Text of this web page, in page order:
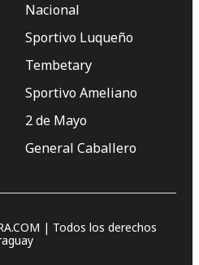
Nacional
Sportivo Luqueño
Tembetary
Sportivo Ameliano
2 de Mayo
General Caballero
| Todos los derechos